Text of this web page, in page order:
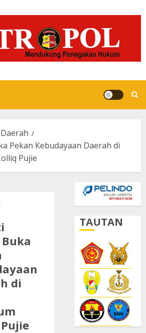
Daerah
Pekan Kebudayaan Daerah di
Pujie
di
TAUTAN